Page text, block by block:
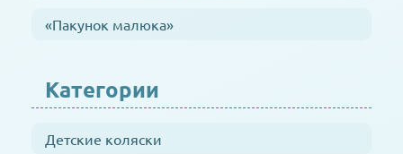
«Пакунок малюка»
Категории
Детские коляски